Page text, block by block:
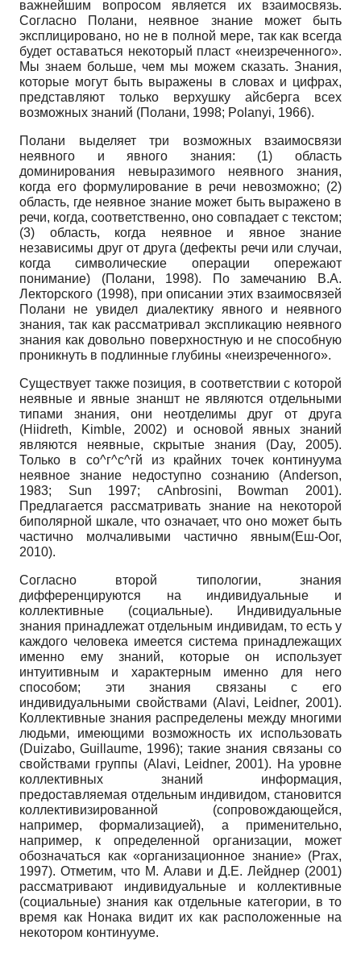
важнейшим вопросом является их взаимосвязь.
Согласно Полани, неявное знание может быть
эксплицировано, но не в полной мере, так как всегда
будет оставаться некоторый пласт «неизреченного».
Мы знаем больше, чем мы можем сказать. Знания,
которые могут быть выражены в словах и цифрах,
представляют только верхушку айсберга всех
возможных знаний (Полани, 1998; Polanyi, 1966).
Полани выделяет три возможных взаимосвязи
неявного и явного знания: (1) область
доминирования невыразимого неявного знания,
когда его формулирование в речи невозможно; (2)
область, где неявное знание может быть выражено в
речи, когда, соответственно, оно совпадает с текстом;
(3) область, когда неявное и явное знание
независимы друг от друга (дефекты речи или случаи,
когда символические операции опережают
понимание) (Полани, 1998). По замечанию В.А.
Лекторского (1998), при описании этих взаимосвязей
Полани не увидел диалектику явного и неявного
знания, так как рассматривал экспликацию неявного
знания как довольно поверхностную и не способную
проникнуть в подлинные глубины «неизреченного».
Существует также позиция, в соответствии с которой
неявные и явные знаншт не являются отдельными
типами знания, они неотделимы друг от друга
(Hiidreth, Kimble, 2002) и основой явных знаний
являются неявные, скрытые знания (Day, 2005).
Только в со^г^с^гй из крайних точек континуума
неявное знание недоступно сознанию (Anderson,
1983; Sun 1997; cAnbrosini, Bowman 2001).
Предлагается рассматривать знание на некоторой
биполярной шкале, что означает, что оно может быть
частично молчаливыми частично явным(Еш-Оог,
2010).
Согласно второй типологии, знания
дифференцируются на индивидуальные и
коллективные (социальные). Индивидуальные
знания принадлежат отдельным индивидам, то есть у
каждого человека имеется система принадлежащих
именно ему знаний, которые он использует
интуитивным и характерным именно для него
способом; эти знания связаны с его
индивидуальными свойствами (Alavi, Leidner, 2001).
Коллективные знания распределены между многими
людьми, имеющими возможность их использовать
(Duizabo, Guillaume, 1996); такие знания связаны со
свойствами группы (Alavi, Leidner, 2001). На уровне
коллективных знаний информация,
предоставляемая отдельным индивидом, становится
коллективизированной (сопровождающейся,
например, формализацией), а применительно,
например, к определенной организации, может
обозначаться как «организационное знание» (Prax,
1997). Отметим, что М. Алави и Д.Е. Лейднер (2001)
рассматривают индивидуальные и коллективные
(социальные) знания как отдельные категории, в то
время как Нонака видит их как расположенные на
некотором континууме.